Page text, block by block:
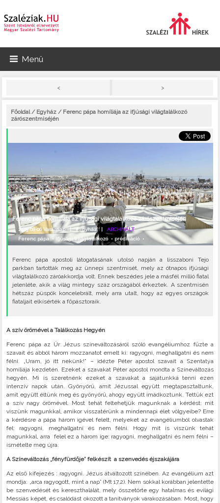
Menü
< >
Főoldal/ Egyház / Ferenc pápa homíliája az ifjúsági világtalálkozó
zárószentmiséjén
Ferenc pápa homíliája az ifjúsági világtalálkozó zárószentmiséjén
2023-08-06 Vasárnap |#Egyház|ARCHIVÁLT
Ferenc pápa• Ifjúsági Világtalálkozó• prédikáció•
Ferenc pápa apostoli látogatásának utolsó napján a lisszaboni Tejo
parkban tartották meg az ünnepi szentmisét, mely az ötnapos ifjúsági
világtalálkozó záróakkordja volt. Ennek beszédes jele a másfél millió fiatal
jelenléte, akik a világ mintegy száz országából érkeztek. A szentmisén
hétszáz püspök koncelebrált, mely arra utalt, hogy az egyes országok
fiataljait elkísérték a főpásztoraik.
A szív örömével a Találkozás Hegyén
Ferenc pápa az Úr Jézus színeváltozásáról szóló evangéliumhoz fűzte a
szavait és abból három mozzanatot emelt ki: ragyogni, meghallgatni és nem
félni. „Uram, jó itt nekünk!” – idézte Péter apostol szavait a Szentatya
homíliája kezdetén. Ezeket a szavakat Péter apostol mondta a Színeváltozás
hegyén. Mi is szeretnénk ezeket a szavakat a sajátunkká tenni ezen
intenzív napok után. Gyönyörű, amit Jézussal együtt megtapasztaltunk,
amit együtt éltünk meg és gyönyörű, ahogy együtt imádkoztunk. Tettük ezt
a szív nagy örömével. Most tehát feltehetjük magunknak a kérdést: mit
viszünk magunkkal, amikor visszatérünk a mindennapi élet völgyeibe? Erre
a kérdésre a pápa három igével felelt, melyeket az evangéliumból olvastak
fel: ragyogni, meghallgatni és nem félni. Hogy mit is viszünk tehát
magunkkal, arra felel ez a három ige: ragyogni, meghallgatni és nem félni –
ismételte meg újra.
A Színeváltozás „fényfürdője” felkészít a szenvedés éjszakájára
Az első kifejezés : ragyogni. Jézus átváltozott színében. Az evangélium azt
mondja: „arca ragyogott, mint a nap” (Mt 17,2). Nem sokkal korábban jelentette
be szenvedését és kereszthalálát, mely összetörte egy hatalmas és evilági
Messiás képét, és csalódást okozott a tanítványok várakozásában. Most, hogy